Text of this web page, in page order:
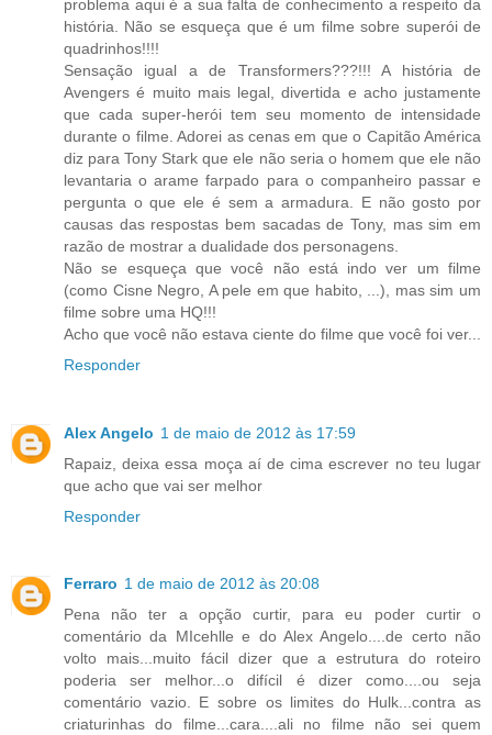
problema aqui é a sua falta de conhecimento a respeito da
história. Não se esqueça que é um filme sobre superói de
quadrinhos!!!!
Sensação igual a de Transformers???!!! A história de
Avengers é muito mais legal, divertida e acho justamente
que cada super-herói tem seu momento de intensidade
durante o filme. Adorei as cenas em que o Capitão América
diz para Tony Stark que ele não seria o homem que ele não
levantaria o arame farpado para o companheiro passar e
pergunta o que ele é sem a armadura. E não gosto por
causas das respostas bem sacadas de Tony, mas sim em
razão de mostrar a dualidade dos personagens.
Não se esqueça que você não está indo ver um filme
(como Cisne Negro, A pele em que habito, ...), mas sim um
filme sobre uma HQ!!!
Acho que você não estava ciente do filme que você foi ver...
Responder
Alex Angelo 1 de maio de 2012 às 17:59
Rapaiz, deixa essa moça aí de cima escrever no teu lugar
que acho que vai ser melhor
Responder
Ferraro 1 de maio de 2012 às 20:08
Pena não ter a opção curtir, para eu poder curtir o
comentário da MIcehlle e do Alex Angelo....de certo não
volto mais...muito fácil dizer que a estrutura do roteiro
poderia ser melhor...o difícil é dizer como....ou seja
comentário vazio. E sobre os limites do Hulk...contra as
criaturinhas do filme...cara....ali no filme não sei quem